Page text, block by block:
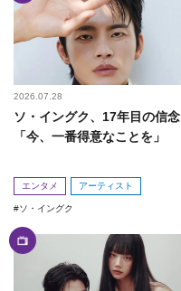
2026.07.28
ソ・イングク、17年目の信念
「今、一番得意なことを」
エンタメ アーティスト
ソ・イングク